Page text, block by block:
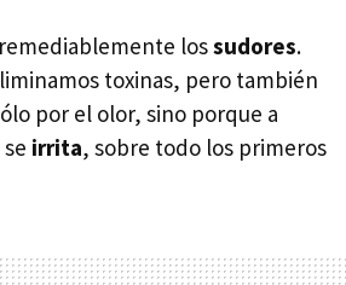
lossudores.
toxinas, pero también
por el olor, sino porque a
irrita, sobre todo los primeros